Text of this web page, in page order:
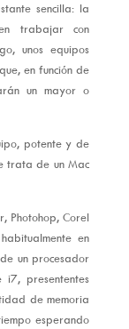
sencilla: la
trabajar con
unos equipos
en función de
un mayor o
potente y de
trata de un Mac
Photohop, Corel
en
un procesador
presententes
de memoria
esperando